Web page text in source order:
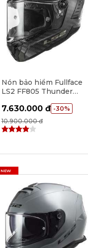
Nón bảo hiểm Fullface
LS2 FF805 Thunder
7.630.000 đ -30%
10.900.000 đ
NEW